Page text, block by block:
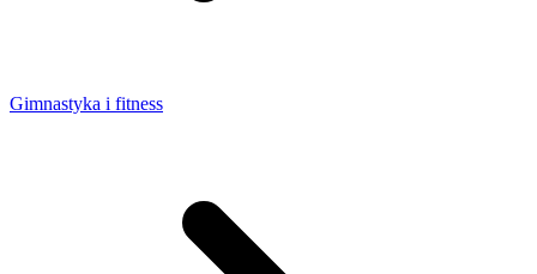
Gimnastyka i fitness